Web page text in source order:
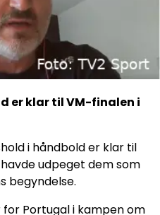
er klar til VM-finalen i
i håndbold er klar til
udpeget dem som
begyndelse.
Portugal i kampen om